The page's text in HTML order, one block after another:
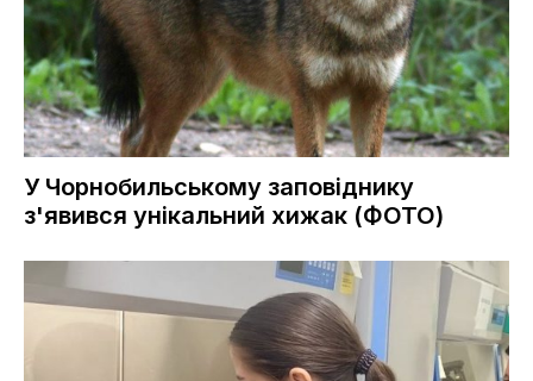
У Чорнобильському заповіднику
з'явився унікальний хижак (ФОТО)